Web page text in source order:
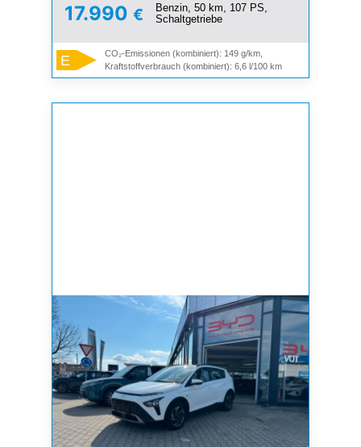
17.990 €
Benzin, 50 km, 107 PS,
Schaltgetriebe
E
CO₂-Emissionen (kombiniert): 149 g/km,
Kraftstoffverbrauch (kombiniert): 6,6 l/100 km